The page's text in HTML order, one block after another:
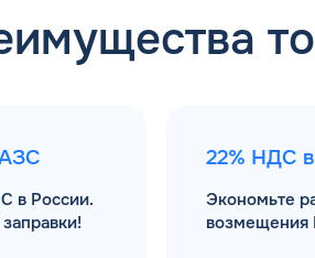
в России.
22% НДС
Экономьте
возмещения